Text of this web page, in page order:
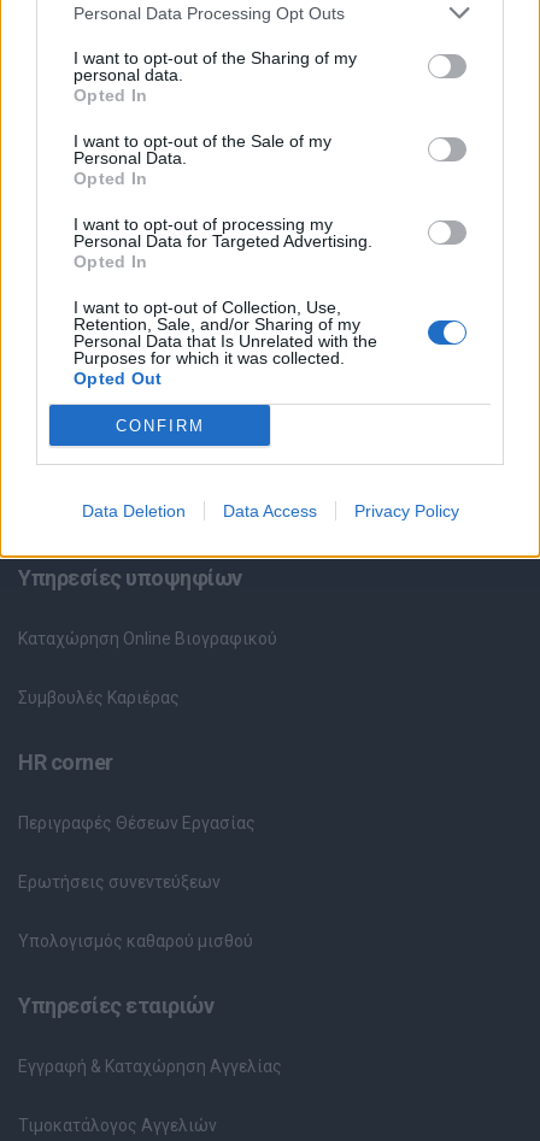
Personal Data Processing Opt Outs
I want to opt-out of the Sharing of my
personal data.
Opted In
I want to opt-out of the Sale of my
Personal Data.
Opted In
I want to opt-out of processing my
Personal Data for Targeted Advertising.
Opted In
I want to opt-out of Collection, Use,
Retention, Sale, and/or Sharing of my
Personal Data that Is Unrelated with the
Purposes for which it was collected.
Opted Out
CONFIRM
Data Deletion Data Access Privacy Policy
Θέσεις εργασίας
Όλες οι Θέσεις Εργασίας
Κέντρο Βοήθειας
Υπηρεσίες υποψηφίων
Καταχώρηση Online Βιογραφικού
Συμβουλές Καριέρας
HR corner
Περιγραφές Θέσεων Εργασίας
Ερωτήσεις συνεντεύξεων
Υπολογισμός καθαρού μισθού
Υπηρεσίες εταιριών
Εγγραφή & Καταχώρηση Αγγελίας
Τιμοκατάλογος Αγγελιών